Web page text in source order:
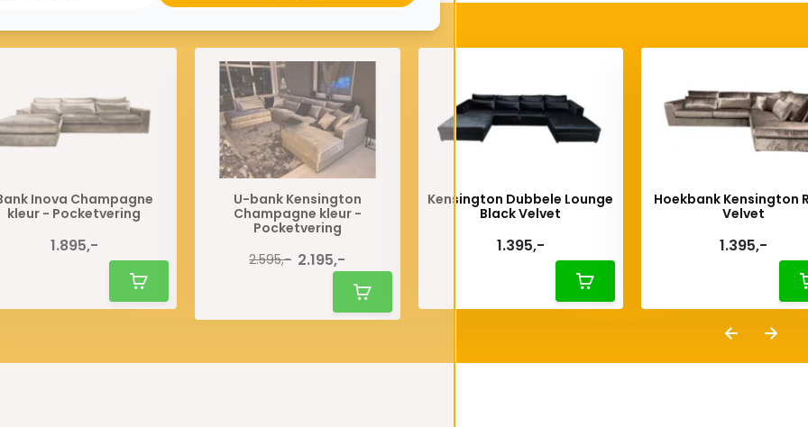
Inova Champagne
kleur - Pocketvering
1.895,-
U-bank Kensington
Champagne kleur -
Pocketvering
2.595,- 2.195,-
Kensington Dubbele Lounge
Black Velvet
1.395,-
Hoekbank Kensington
Velvet
1.395,-